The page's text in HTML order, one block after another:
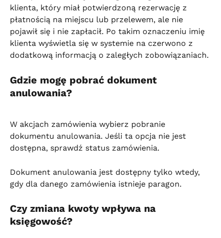
klienta, który miał potwierdzoną rezerwację z
płatnością na miejscu lub przelewem, ale nie
pojawił się i nie zapłacił. Po takim oznaczeniu imię
klienta wyświetla się w systemie na czerwono z
dodatkową informacją o zaległych zobowiązaniach.
Gdzie mogę pobrać dokument
anulowania?
W akcjach zamówienia wybierz pobranie
dokumentu anulowania. Jeśli ta opcja nie jest
dostępna, sprawdź status zamówienia.
Dokument anulowania jest dostępny tylko wtedy,
gdy dla danego zamówienia istnieje paragon.
Czy zmiana kwoty wpływa na
księgowość?